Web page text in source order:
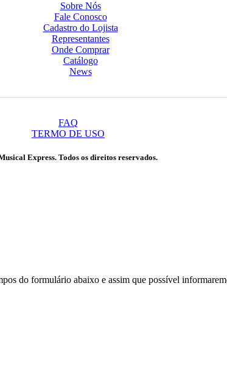
Sobre Nós
Fale Conosco
Cadastro do Lojista
Representantes
Onde Comprar
Catálogo
News
FAQ
TERMO DE USO
Express. Todos os direitos reservados.
do formulário abaixo e assim que possível